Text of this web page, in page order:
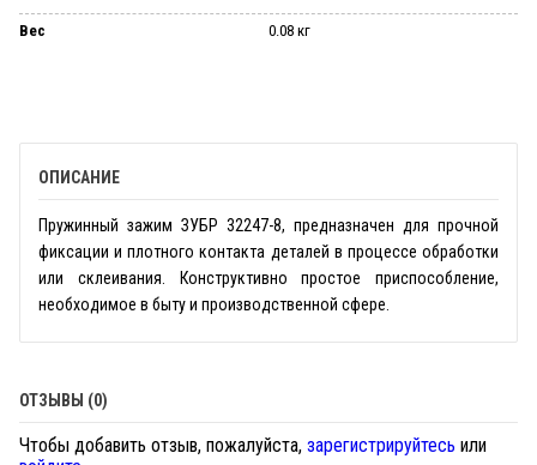
Вес 0.08 кг
ОПИСАНИЕ
Пружинный зажим ЗУБР 32247-8, предназначен для прочной
фиксации и плотного контакта деталей в процессе обработки
или склеивания. Конструктивно простое приспособление,
необходимое в быту и производственной сфере.
ОТЗЫВЫ (0)
Чтобы добавить отзыв, пожалуйста, зарегистрируйтесь или